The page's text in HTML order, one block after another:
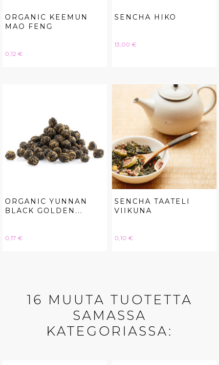
ORGANIC KEEMUN
MAO FENG
Hinta
0,12 €
SENCHA HIKO
Hinta
13,00 €
ORGANIC YUNNAN
BLACK GOLDEN...
Hinta
0,17 €
SENCHA TAATELI
VIIKUNA
Hinta
0,10 €
16 MUUTA TUOTETTA
SAMASSA
KATEGORIASSA: